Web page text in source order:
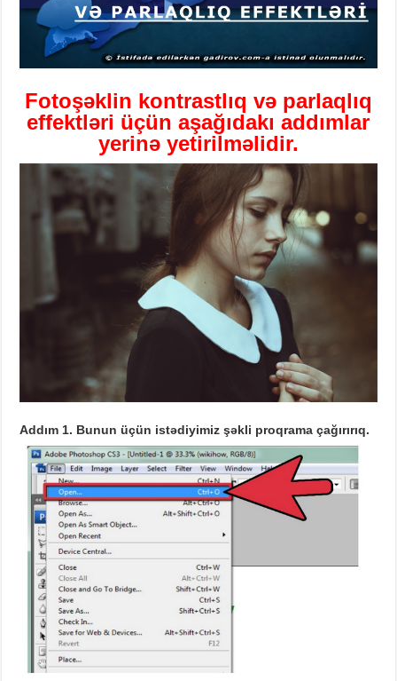
Fotoşəklin kontrastlıq və parlaqlıq
effektləri üçün aşağıdakı addımlar
yerinə yetirilməlidir.
Addım 1. Bunun üçün istədiyimiz şəkli proqrama çağırırıq.